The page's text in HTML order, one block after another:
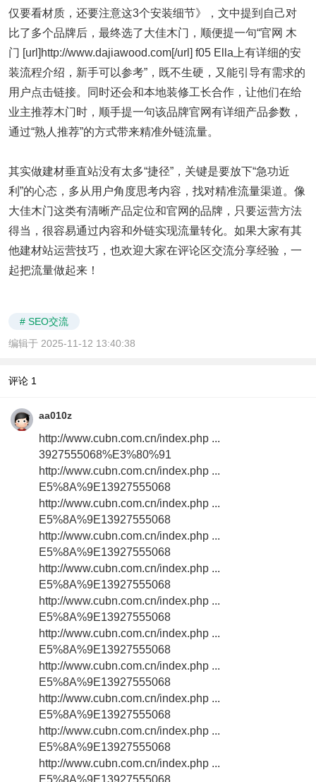
仅要看材质，还要注意这3个安装细节》，文中提到自己对
比了多个品牌后，最终选了大佳木门，顺便提一句“官网 木
门 [url]http://www.dajiawood.com[/url] f05 Ella上有详细的安
装流程介绍，新手可以参考”，既不生硬，又能引导有需求的
用户点击链接。同时还会和本地装修工长合作，让他们在给
业主推荐木门时，顺手提一句该品牌官网有详细产品参数，
通过“熟人推荐”的方式带来精准外链流量。
其实做建材垂直站没有太多“捷径”，关键是要放下“急功近
利”的心态，多从用户角度思考内容，找对精准流量渠道。像
大佳木门这类有清晰产品定位和官网的品牌，只要运营方法
得当，很容易通过内容和外链实现流量转化。如果大家有其
他建材站运营技巧，也欢迎大家在评论区交流分享经验，一
起把流量做起来！
# SEO交流
编辑于 2025-11-12 13:40:38
评论 1
aa010z
http://www.cubn.com.cn/index.php ...
3927555068%E3%80%91
http://www.cubn.com.cn/index.php ...
E5%8A%9E13927555068
http://www.cubn.com.cn/index.php ...
E5%8A%9E13927555068
http://www.cubn.com.cn/index.php ...
E5%8A%9E13927555068
http://www.cubn.com.cn/index.php ...
E5%8A%9E13927555068
http://www.cubn.com.cn/index.php ...
E5%8A%9E13927555068
http://www.cubn.com.cn/index.php ...
E5%8A%9E13927555068
http://www.cubn.com.cn/index.php ...
E5%8A%9E13927555068
http://www.cubn.com.cn/index.php ...
E5%8A%9E13927555068
http://www.cubn.com.cn/index.php ...
E5%8A%9E13927555068
http://www.cubn.com.cn/index.php ...
E5%8A%9E13927555068